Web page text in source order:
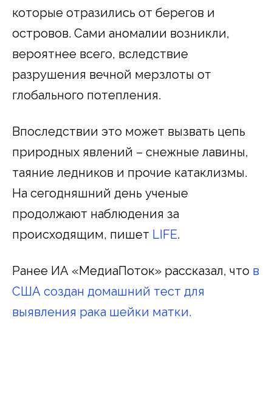
которые отразились от берегов и
островов. Сами аномалии возникли,
вероятнее всего, вследствие
разрушения вечной мерзлоты от
глобального потепления.
Впоследствии это может вызвать цепь
природных явлений – снежные лавины,
таяние ледников и прочие катаклизмы.
На сегодняшний день ученые
продолжают наблюдения за
происходящим, пишет LIFE.
Ранее ИА «МедиаПоток» рассказал, что в
США создан домашний тест для
выявления рака шейки матки.